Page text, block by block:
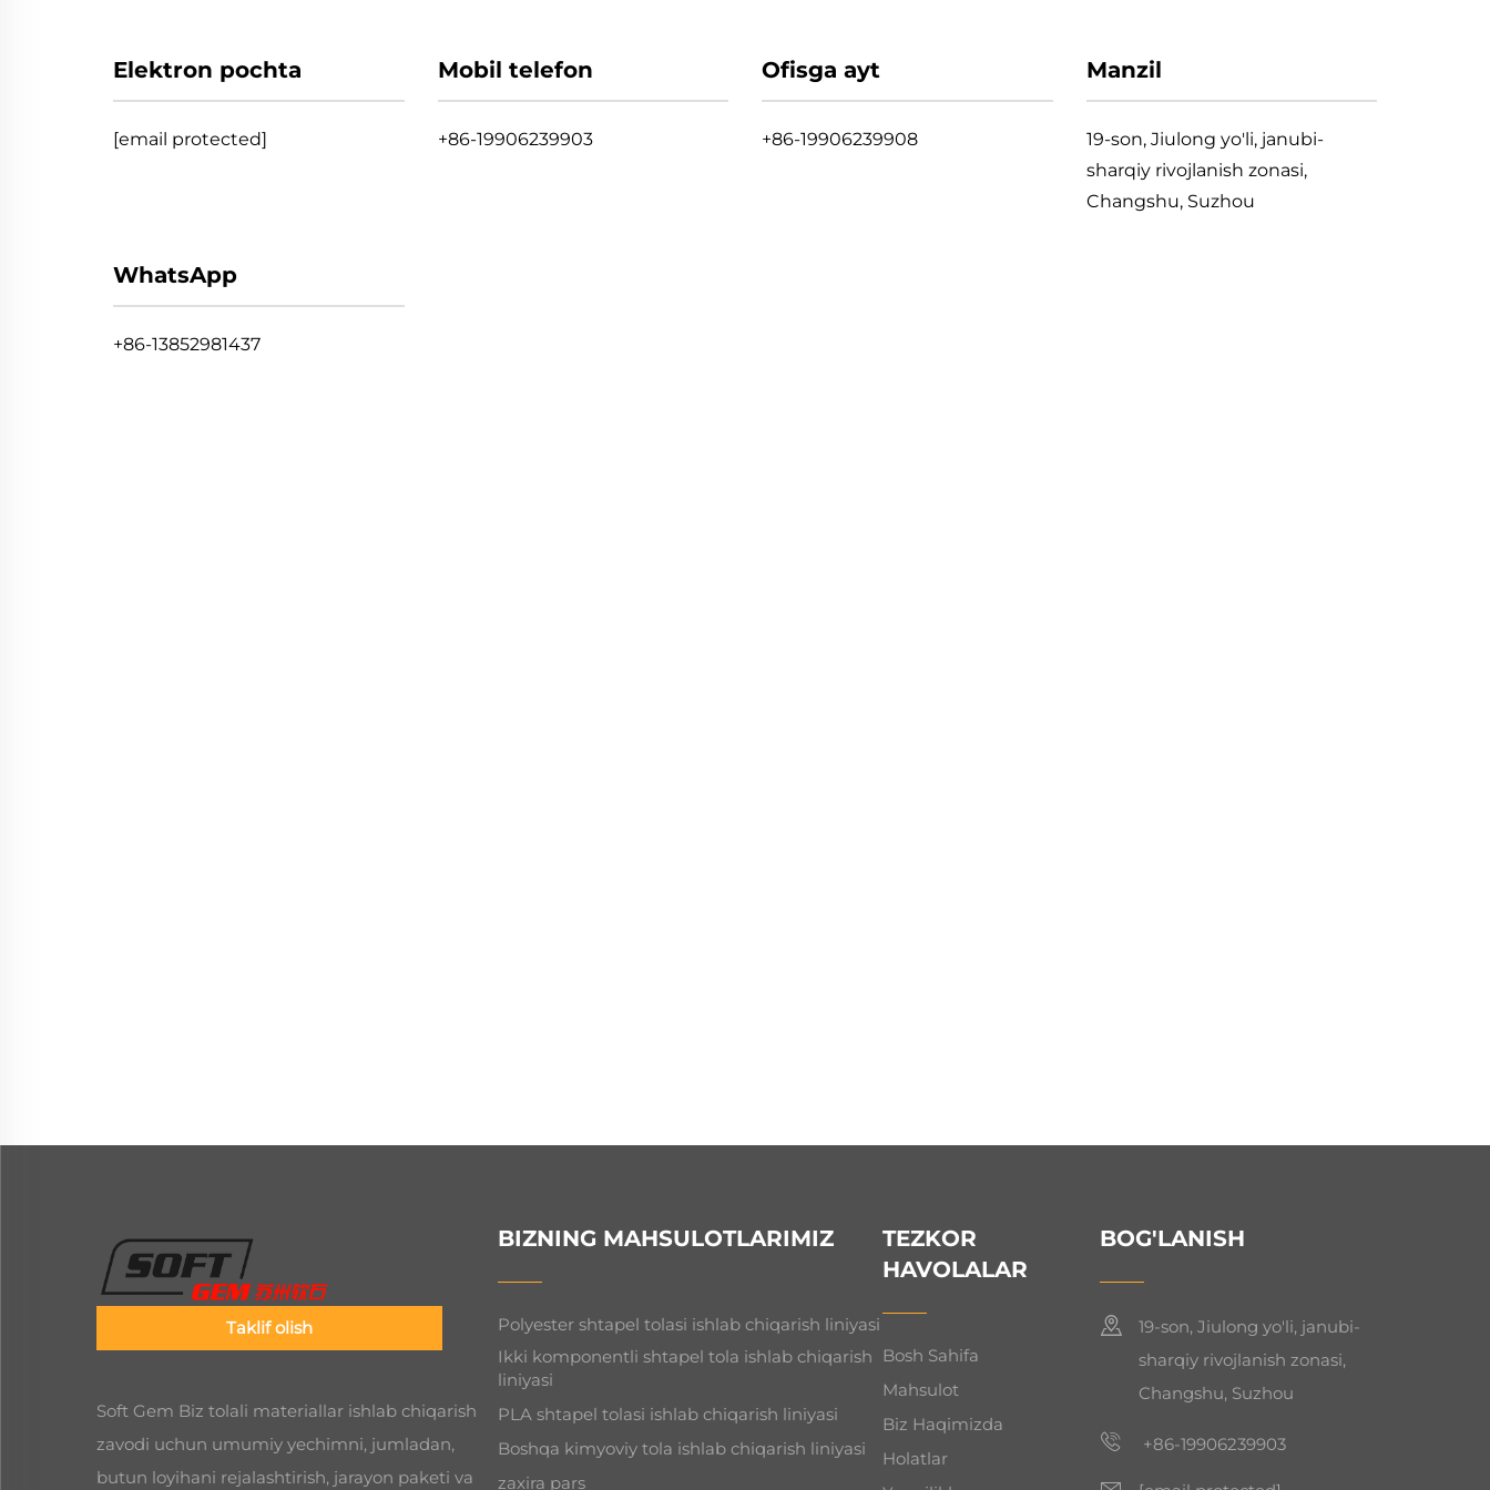
Elektron pochta
[email protected]
Mobil telefon
+86-19906239903
Ofisga ayt
+86-19906239908
Manzil
19-son, Jiulong yo'li, janubi-
sharqiy rivojlanish zonasi,
Changshu, Suzhou
WhatsApp
+86-13852981437
Taklif olish
Soft Gem Biz tolali materiallar ishlab chiqarish
zavodi uchun umumiy yechimni, jumladan,
butun loyihani rejalashtirish, jarayon paketi va
BIZNING MAHSULOTLARIMIZ
Polyester shtapel tolasi ishlab chiqarish liniyasi
Ikki komponentli shtapel tola ishlab chiqarish
liniyasi
PLA shtapel tolasi ishlab chiqarish liniyasi
Boshqa kimyoviy tola ishlab chiqarish liniyasi
zaxira pars
TEZKOR
HAVOLALAR
Bosh Sahifa
Mahsulot
Biz Haqimizda
Holatlar
BOG'LANISH
19-son, Jiulong yo'li, janubi-
sharqiy rivojlanish zonasi,
Changshu, Suzhou
+86-19906239903